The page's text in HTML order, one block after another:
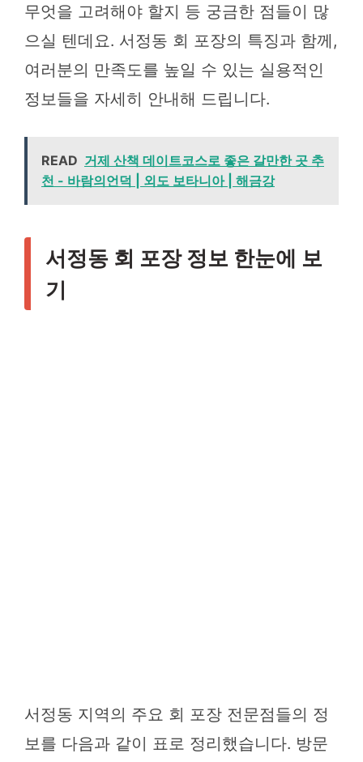
무엇을 고려해야 할지 등 궁금한 점들이 많
으실 텐데요. 서정동 회 포장의 특징과 함께,
여러분의 만족도를 높일 수 있는 실용적인
정보들을 자세히 안내해 드립니다.
READ 거제 산책 데이트코스로 좋은 갈만한 곳 추
천 - 바람의언덕 | 외도 보타니아 | 해금강
서정동 회 포장 정보 한눈에 보
기
서정동 지역의 주요 회 포장 전문점들의 정
보를 다음과 같이 표로 정리했습니다. 방문